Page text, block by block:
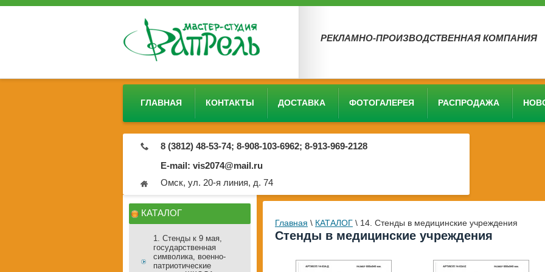
РЕКЛАМНО-ПРОИЗВОДСТВЕННАЯ КОМПАНИЯ
ГЛАВНАЯ КОНТАКТЫ ДОСТАВКА ФОТОГАЛЕРЕЯ РАСПРОДАЖА
8 (3812) 48-53-74; 8-908-103-6962; 8-913-969-2128
E-mail: vis2074@mail.ru
Омск, ул. 20-я линия, д. 74
Главная \ КАТАЛОГ \ 14. Стенды в медицинские учреждения
Стенды в медицинские учреждения
КАТАЛОГ
1. Стенды к 9 мая,
государственная
символика, военно-
патриотические